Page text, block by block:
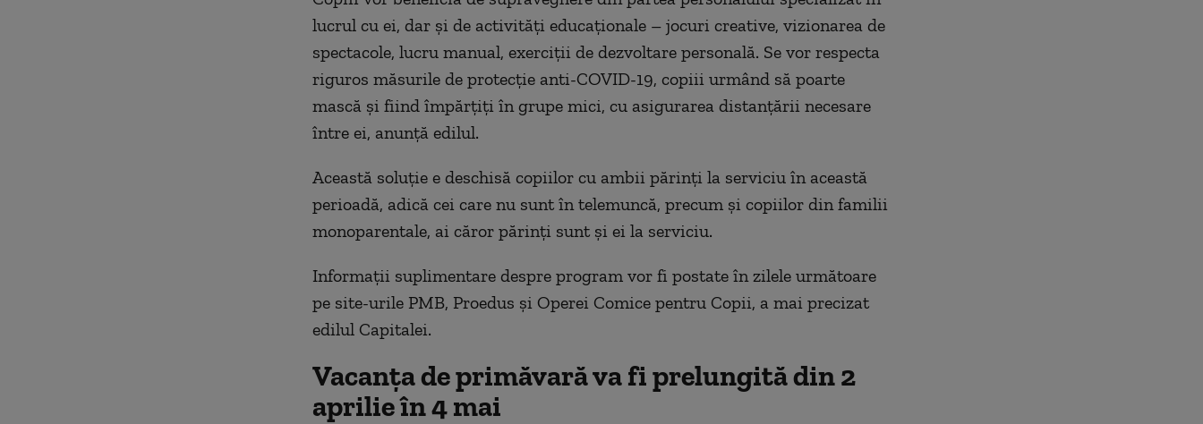
lucrul cu ei, dar și de activități educaționale – jocuri creative, vizionarea de
spectacole, lucru manual, exerciții de dezvoltare personală. Se vor respecta
riguros măsurile de protecție anti-COVID-19, copiii urmând să poarte
mască și fiind împărțiți în grupe mici, cu asigurarea distanțării necesare
între ei, anunță edilul.
Această soluție e deschisă copiilor cu ambii părinți la serviciu în această
perioadă, adică cei care nu sunt în telemuncă, precum și copiilor din familii
monoparentale, ai căror părinți sunt și ei la serviciu.
Informații suplimentare despre program vor fi postate în zilele următoare
pe site-urile PMB, Proedus și Operei Comice pentru Copii, a mai precizat
edilul Capitalei.
Vacanța de primăvară va fi prelungită din 2
aprilie în 4 mai